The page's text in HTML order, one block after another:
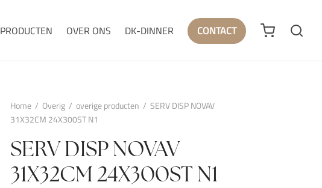
PRODUCTEN OVER ONS DK-DINNER CONTACT
Home / Overig / overige producten / SERV DISP NOVAV
31X32CM 24X300ST N1
SERV DISP NOVAV
31X32CM 24X300ST N1